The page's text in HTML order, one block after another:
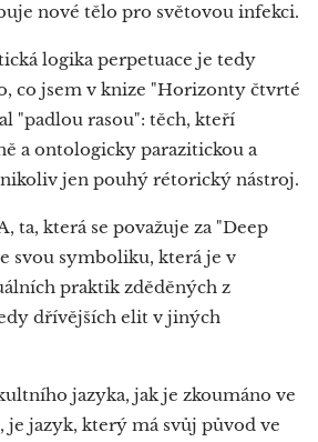
nové tělo pro světovou infekci.
logika perpetuace je tedy
co jsem v knize "Horizonty čtvrté
"padlou rasou": těch, kteří
a ontologicky parazitickou a
jen pouhý rétorický nástroj.
ta, která se považuje za "Deep
svou symboliku, která je v
praktik zděděných z
dřívějších elit v jiných
jazyka, jak je zkoumáno ve
je jazyk, který má svůj původ ve